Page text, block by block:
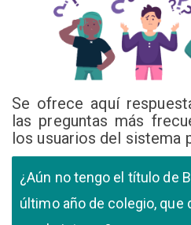
Se ofrece aquí
las preguntas más
los usuarios del sistema
¿Aún no tengo el título de
último año de colegio,